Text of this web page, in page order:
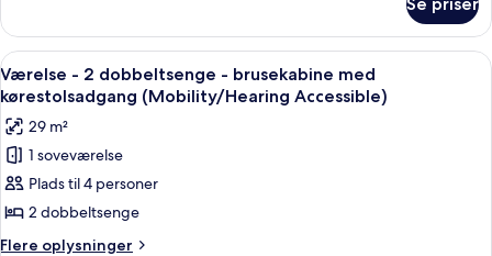
-
dobbeltsenge
-
(Zena)
Indlæs
alle
billeder
af
Værelse
-
2
dobbeltsenge
Et hotelværelse med to senge, et
8
Værelse - 2 dobbeltsenge - brusekabine med
kørestolsadgang (Mobility/Hearing Accessible)
29 m²
1 soveværelse
Plads til 4 personer
2 dobbeltsenge
Flere oplysninger
Flere